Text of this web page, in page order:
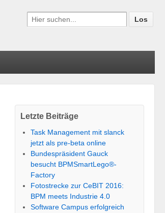
Letzte Beiträge
Task Management mit slanck
jetzt als pre-beta online
Bundespräsident Gauck
besucht BPMSmartLego®-
Factory
Fotostrecke zur CeBIT 2016:
BPM meets Industrie 4.0
Software Campus erfolgreich